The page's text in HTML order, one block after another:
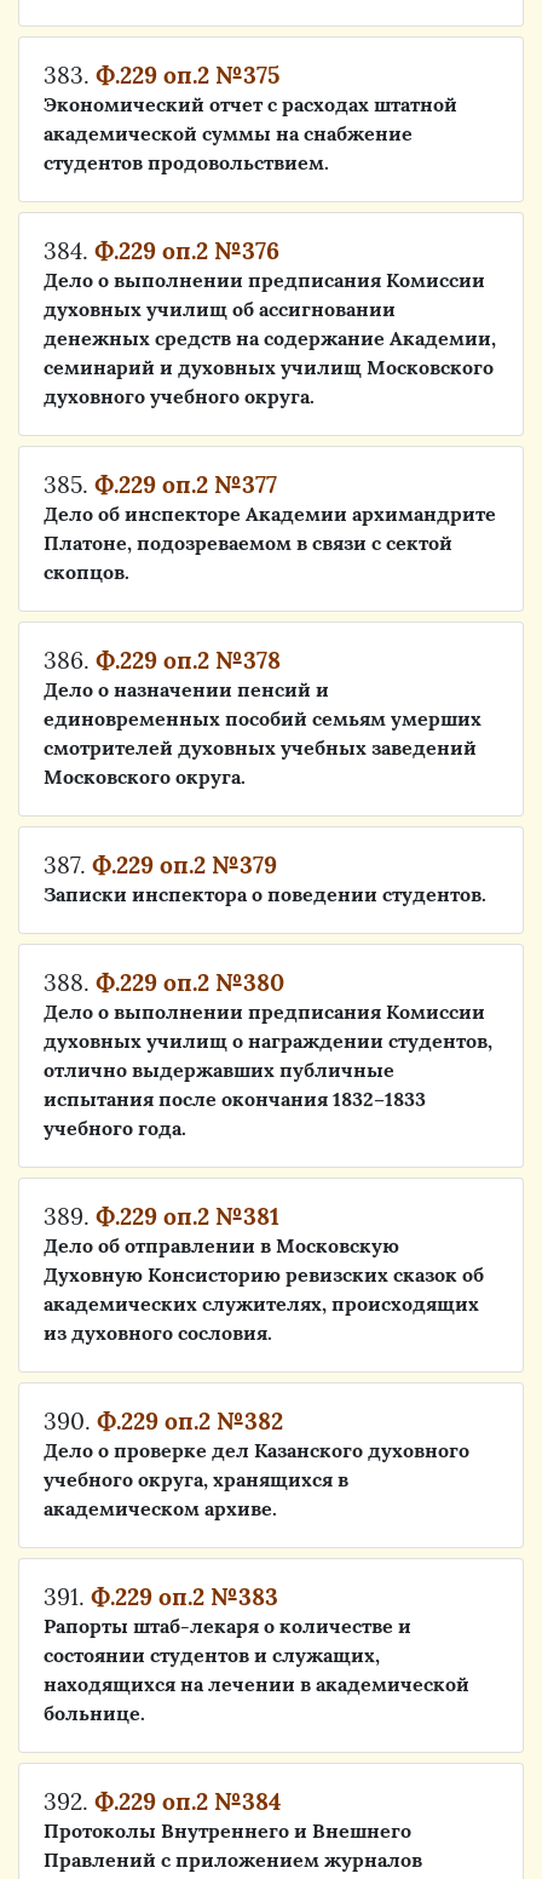
383. Ф.229 оп.2 №375
Экономический отчет с расходах штатной
академической суммы на снабжение
студентов продовольствием.
384. Ф.229 оп.2 №376
Дело о выполнении предписания Комиссии
духовных училищ об ассигновании
денежных средств на содержание Академии,
семинарий и духовных училищ Московского
духовного учебного округа.
385. Ф.229 оп.2 №377
Дело об инспекторе Академии архимандрите
Платоне, подозреваемом в связи с сектой
скопцов.
386. Ф.229 оп.2 №378
Дело о назначении пенсий и
единовременных пособий семьям умерших
смотрителей духовных учебных заведений
Московского округа.
387. Ф.229 оп.2 №379
Записки инспектора о поведении студентов.
388. Ф.229 оп.2 №380
Дело о выполнении предписания Комиссии
духовных училищ о награждении студентов,
отлично выдержавших публичные
испытания после окончания 1832–1833
учебного года.
389. Ф.229 оп.2 №381
Дело об отправлении в Московскую
Духовную Консисторию ревизских сказок об
академических служителях, происходящих
из духовного сословия.
390. Ф.229 оп.2 №382
Дело о проверке дел Казанского духовного
учебного округа, хранящихся в
академическом архиве.
391. Ф.229 оп.2 №383
Рапорты штаб-лекаря о количестве и
состоянии студентов и служащих,
находящихся на лечении в академической
больнице.
392. Ф.229 оп.2 №384
Протоколы Внутреннего и Внешнего
Правлений с приложением журналов